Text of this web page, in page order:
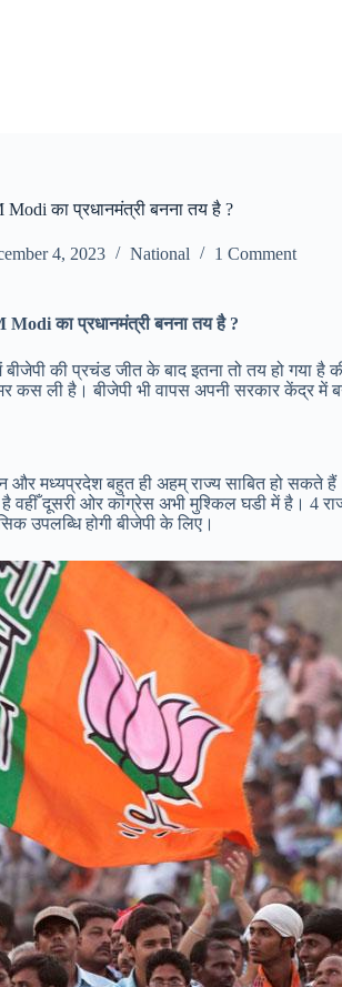
Modi का प्रधानमंत्री बनना तय है ?
4, 2023 National 1 Comment
Modi का प्रधानमंत्री बनना तय है ?
की प्रचंड जीत के बाद इतना तो तय हो
कमर कस ली है। बीजेपी भी वापस अपनी सरकार
मध्यप्रदेश बहुत ही अहम् राज्य साबित हो सकते
वहीँ दूसरी ओर कांग्रेस अभी मुश्किल घडी में है। 4
उपलब्धि होगी बीजेपी के लिए।